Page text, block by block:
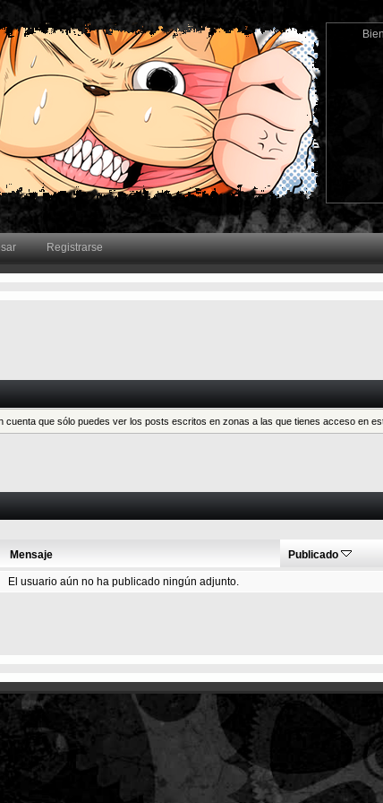
Registrarse
que sólo puedes ver los posts escritos en zonas a las que tienes acceso en
Mensaje Publicado
El usuario aún no ha publicado ningún adjunto.